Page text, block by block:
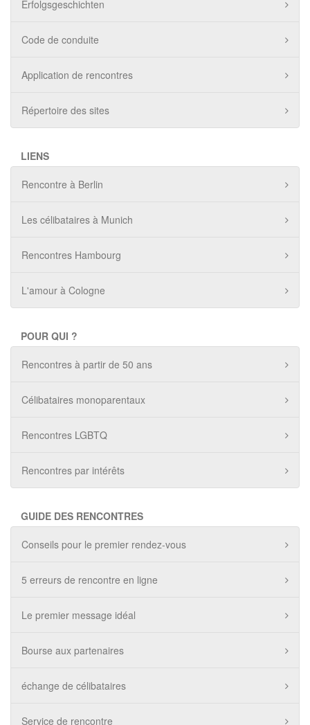
Erfolgsgeschichten
Code de conduite
Application de rencontres
Répertoire des sites
LIENS
Rencontre à Berlin
Les célibataires à Munich
Rencontres Hambourg
L'amour à Cologne
POUR QUI ?
Rencontres à partir de 50 ans
Célibataires monoparentaux
Rencontres LGBTQ
Rencontres par intérêts
GUIDE DES RENCONTRES
Conseils pour le premier rendez-vous
5 erreurs de rencontre en ligne
Le premier message idéal
Bourse aux partenaires
échange de célibataires
Service de rencontre